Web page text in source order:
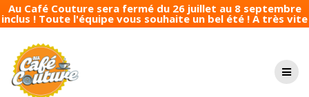
Au Café Couture sera fermé du 26 juillet au 8 septembre
inclus ! Toute l'équipe vous souhaite un bel été ! A très vite